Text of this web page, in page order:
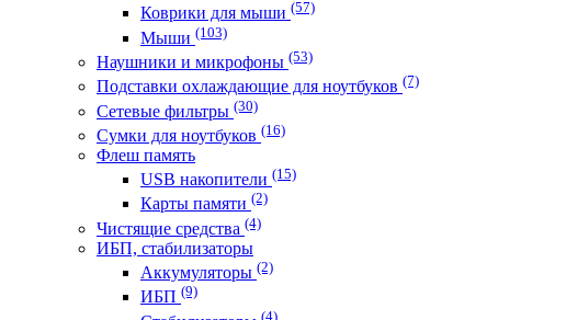
Коврики для мыши (57)
Мыши (103)
Наушники и микрофоны (53)
Подставки охлаждающие для ноутбуков (7)
Сетевые фильтры (30)
Сумки для ноутбуков (16)
Флеш память
USB накопители (15)
Карты памяти (2)
Чистящие средства (4)
ИБП, стабилизаторы
Аккумуляторы (2)
ИБП (9)
(4)